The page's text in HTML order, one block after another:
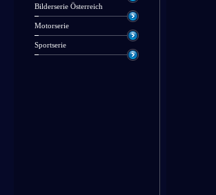
Bilderserie Österreich
Motorserie
Sportserie